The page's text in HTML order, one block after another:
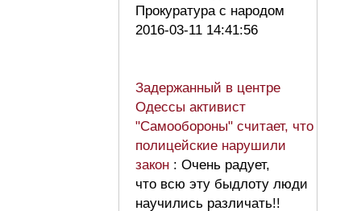
Прокуратура с народом
2016-03-11 14:41:56
Задержанный в центре
Одессы активист
"Самообороны" считает, что
полицейские нарушили
закон : Очень радует,
что всю эту быдлоту люди
научились различать!!